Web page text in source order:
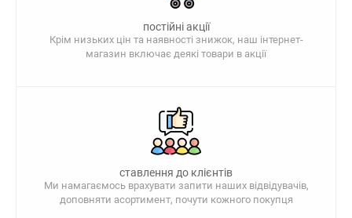
постійні акції
Крім низьких цін та наявності знижок, наш інтернет-
магазин включає деякі товари в акції
ставлення до клієнтів
Ми намагаємось врахувати запити наших відвідувачів,
доповняти асортимент, почути кожного покупця